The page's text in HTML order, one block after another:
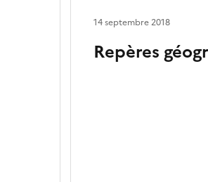
Repères
14 septembre 2018